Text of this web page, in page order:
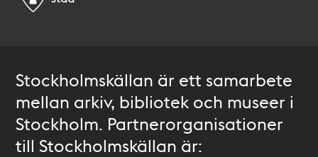
Stockholmskällan är ett samarbete
mellan arkiv, bibliotek och museer i
Stockholm. Partnerorganisationer
till Stockholmskällan är: